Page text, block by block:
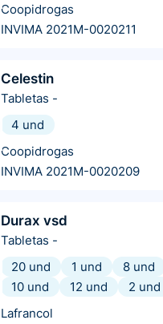
Coopidrogas
INVIMA 2021M-0020211
Celestin
Tabletas -
4 und
Coopidrogas
INVIMA 2021M-0020209
Durax vsd
Tabletas -
20 und
1 und 8 und
10 und
12 und
2 und
Lafrancol